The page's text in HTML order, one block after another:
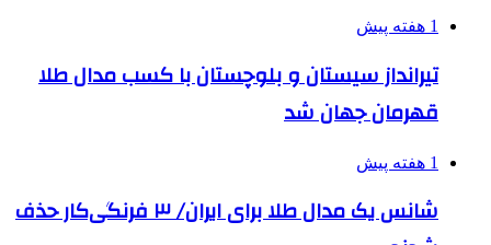
1 هفته پیش
تیرانداز سیستان و بلوچستان با کسب مدال طلا
قهرمان جهان شد
1 هفته پیش
شانس یک مدال طلا برای ایران/ ۳ فرنگی‌کار حذف